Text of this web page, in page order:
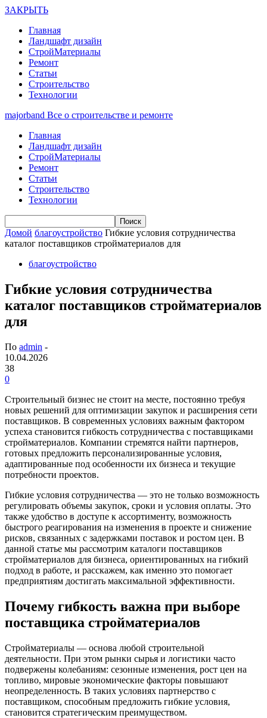
ЗАКРЫТЬ
Главная
Ландшафт дизайн
СтройМатериалы
Ремонт
Статьи
Строительство
Технологии
majorband Все о строительстве и ремонте
Главная
Ландшафт дизайн
СтройМатериалы
Ремонт
Статьи
Строительство
Технологии
Домой благоустройство Гибкие условия сотрудничества
каталог поставщиков стройматериалов для
благоустройство
Гибкие условия сотрудничества
каталог поставщиков стройматериалов
для
По admin -
10.04.2026
38
0
Строительный бизнес не стоит на месте, постоянно требуя
новых решений для оптимизации закупок и расширения сети
поставщиков. В современных условиях важным фактором
успеха становится гибкость сотрудничества с поставщиками
стройматериалов. Компании стремятся найти партнеров,
готовых предложить персонализированные условия,
адаптированные под особенности их бизнеса и текущие
потребности проектов.
Гибкие условия сотрудничества — это не только возможность
регулировать объемы закупок, сроки и условия оплаты. Это
также удобство в доступе к ассортименту, возможность
быстрого реагирования на изменения в проекте и снижение
рисков, связанных с задержками поставок и ростом цен. В
данной статье мы рассмотрим каталоги поставщиков
стройматериалов для бизнеса, ориентированных на гибкий
подход в работе, и расскажем, как именно это помогает
предприятиям достигать максимальной эффективности.
Почему гибкость важна при выборе
поставщика стройматериалов
Стройматериалы — основа любой строительной
деятельности. При этом рынки сырья и логистики часто
подвержены колебаниям: сезонные изменения, рост цен на
топливо, мировые экономические факторы повышают
неопределенность. В таких условиях партнерство с
поставщиком, способным предложить гибкие условия,
становится стратегическим преимуществом.